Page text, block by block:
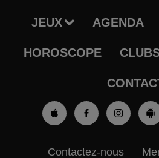
JEUX AGENDA
HOROSCOPE
Contactez-nous